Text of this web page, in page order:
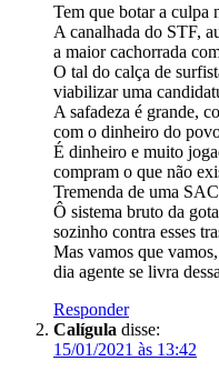
Tem que botar a culpa
A canalhada do STF,
a maior cachorrada
O tal do calça de
viabilizar uma
A safadeza é grande,
com o dinheiro do
É dinheiro e muito
compram o que não
Tremenda de uma
Ô sistema bruto da
sozinho contra esses
Mas vamos que
dia agente se livra
Responder
Calígula disse:
15/01/2021 às 13:42